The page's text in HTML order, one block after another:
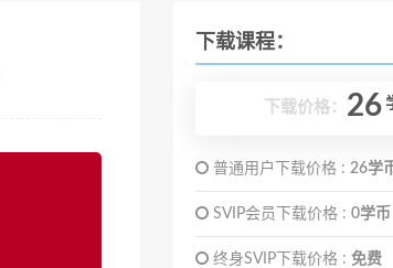
下载课程：
下载价格： 26
普通用户下载价格 : 26学
SVIP会员下载价格 : 0学币
终身SVIP下载价格 : 免费